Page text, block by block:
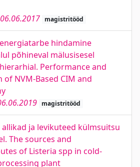
06.06.2017 magistritööd
hindamine
põhineval mälusisesel
Performance and
of NVM-Based CIM and
magistritööd
allikad ja levikuteed külmsuitsu
The sources and
of Listeria spp in cold-
plant